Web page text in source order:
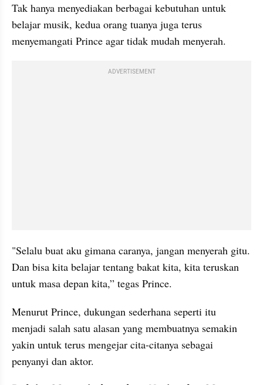
Tak hanya menyediakan berbagai kebutuhan untuk
belajar musik, kedua orang tuanya juga terus
menyemangati Prince agar tidak mudah menyerah.
ADVERTISEMENT
"Selalu buat aku gimana caranya, jangan menyerah gitu.
Dan bisa kita belajar tentang bakat kita, kita teruskan
untuk masa depan kita,” tegas Prince.
Menurut Prince, dukungan sederhana seperti itu
menjadi salah satu alasan yang membuatnya semakin
yakin untuk terus mengejar cita-citanya sebagai
penyanyi dan aktor.